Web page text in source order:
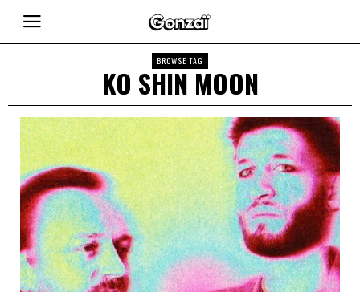
BROWSE TAG
KO SHIN MOON